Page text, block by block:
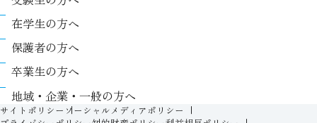
教育センター
履修、授業、試験について
シラバス
FD活動
教務事項に関するQ&A
生活支援
情報センター
証明書発行について（在学生向け）
保健室
学生生活に関する相談窓口
キャンパス内での国際交流
国際交流センター
協定校
For foreigners
About
Research
International (Exchange students / Overseas
partners)
Contact
在学生の方へ
保護者の方へ
卒業生の方へ
地域・企業・一般の方へ
サイトポリシー ソーシャルメディアポリシー